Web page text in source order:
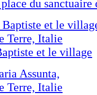
du sanctuaire
et le village